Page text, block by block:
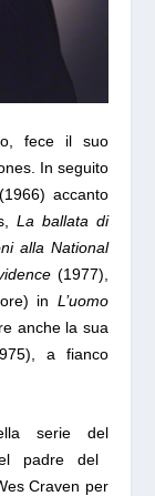
fece il suo
In seguito
accanto
La ballata di
alla National
(1977),
in L’uomo
anche la sua
a fianco
serie del
padre del
Craven per